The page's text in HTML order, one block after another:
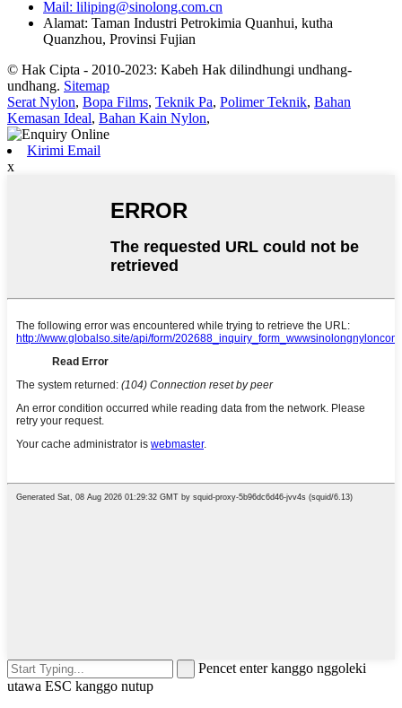
Mail: liliping@sinolong.com.cn
Alamat: Taman Industri Petrokimia Quanhui, kutha
Quanzhou, Provinsi Fujian
© Hak Cipta - 2010-2023: Kabeh Hak dilindhungi undhang-
undhang. Sitemap
Serat Nylon, Bopa Films, Teknik Pa, Polimer Teknik, Bahan
Kemasan Ideal, Bahan Kain Nylon,
Kirimi Email
x
Pencet enter kanggo nggoleki
utawa ESC kanggo nutup